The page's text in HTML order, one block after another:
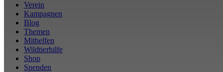
Verein
Kampagnen
Blog
Themen
Mithelfen
Wildtierhilfe
Shop
Spenden